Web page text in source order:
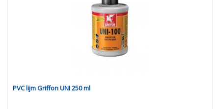
PVC lijm Griffon UNI 250 ml